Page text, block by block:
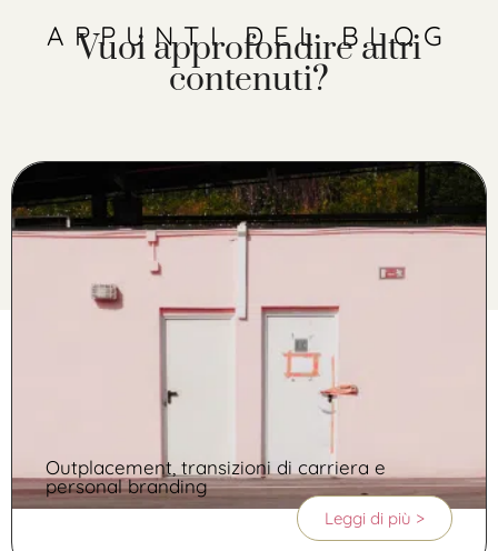
APPUNTI DEL BLOG
Vuoi approfondire altri
contenuti?
Outplacement, transizioni di carriera e
personal branding
Leggi di più >